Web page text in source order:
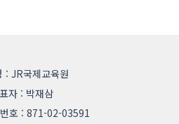
: JR국제교육원
자 : 박재삼
호 : 871-02-03591